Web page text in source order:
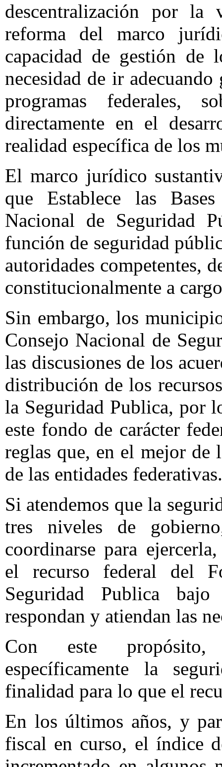
descentralización por
reforma del marco
capacidad de gestión de
necesidad de ir
programas federales,
directamente en el
realidad específica de los
El marco jurídico
que Establece las
Nacional de Seguridad
función de seguridad
autoridades competentes,
constitucionalmente a
Sin embargo, los
Consejo Nacional de
las discusiones de los
distribución de los
la Seguridad Publica, por
este fondo de carácter
reglas que, en el mejor de
de las entidades federativas.
Si atendemos que la
tres niveles de
coordinarse para
el recurso federal del
Seguridad Publica
respondan y atiendan las
Con este propósito,
específicamente la
finalidad para lo que el
En los últimos años, y
fiscal en curso, el índice